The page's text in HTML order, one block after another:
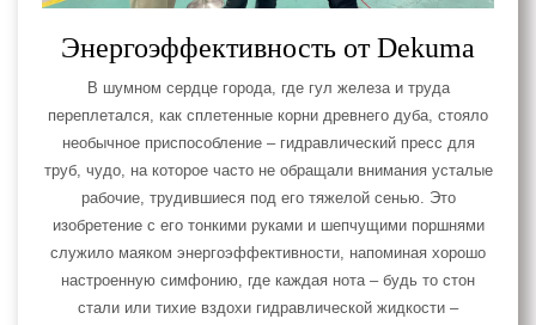
Энергоэффективность от Dekuma
В шумном сердце города, где гул железа и труда
переплетался, как сплетенные корни древнего дуба, стояло
необычное приспособление – гидравлический пресс для
труб, чудо, на которое часто не обращали внимания усталые
рабочие, трудившиеся под его тяжелой сенью. Это
изобретение с его тонкими руками и шепчущими поршнями
служило маяком энергоэффективности, напоминая хорошо
настроенную симфонию, где каждая нота – будь то стон
стали или тихие вздохи гидравлической жидкости –